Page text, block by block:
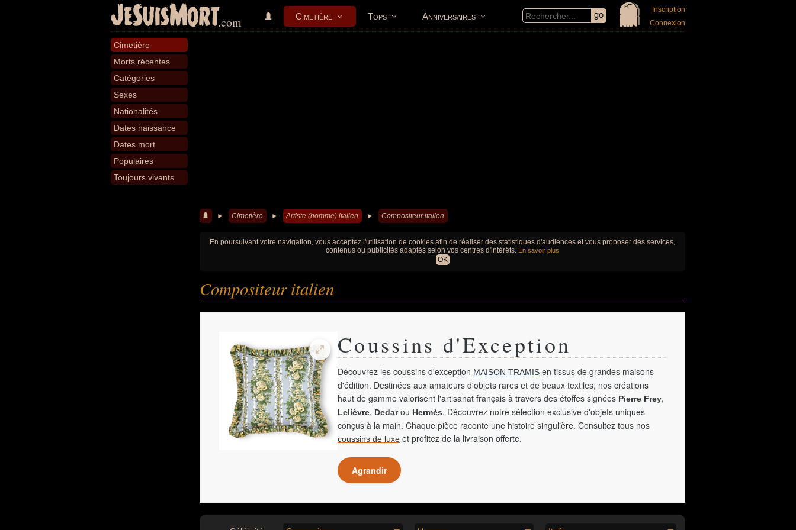
JeSuisMort.com Cimetière Tops Anniversaires
Inscription
Connexion
Cimetière
Morts récentes
Catégories
Sexes
Nationalités
Dates naissance
Dates mort
Populaires
Toujours vivants
► Cimetière ► Artiste (homme) italien ► Compositeur italien
En poursuivant votre navigation, vous acceptez l'utilisation de cookies afin de réaliser des statistiques d'audiences et vous proposer des services,
contenus ou publicités adaptés selon vos centres d'intérêts. En savoir plus
OK
Compositeur italien
Coussins d'Exception
Découvrez les coussins d'exception MAISON TRAMIS en tissus de grandes maisons
d'édition. Destinées aux amateurs d'objets rares et de beaux textiles, nos créations
haut de gamme valorisent l'artisanat français à travers des étoffes signées Pierre Frey,
Lelièvre, Dedarou Hermès. Découvrez notre sélection exclusive d'objets uniques
conçus à la main. Chaque pièce raconte une histoire singulière. Consultez tous nos
coussins de luxe et profitez de la livraison offerte.
Agrandir